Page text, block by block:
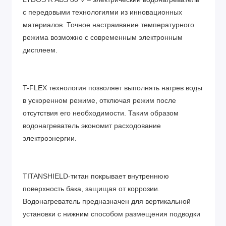
с передовыми технологиями из инновационных
материалов. Точное настраивание температурного
режима возможно с современным электронным
дисплеем.
T-FLEX технология позволяет выполнять нагрев воды
в ускоренном режиме, отключая режим после
отсутствия его необходимости. Таким образом
водонагреватель экономит расходование
электроэнергии.
TITANSHIELD-титан покрывает внутреннюю
поверхность бака, защищая от коррозии.
Водонагреватель предназначен для вертикальной
установки с нижним способом размещения подводки